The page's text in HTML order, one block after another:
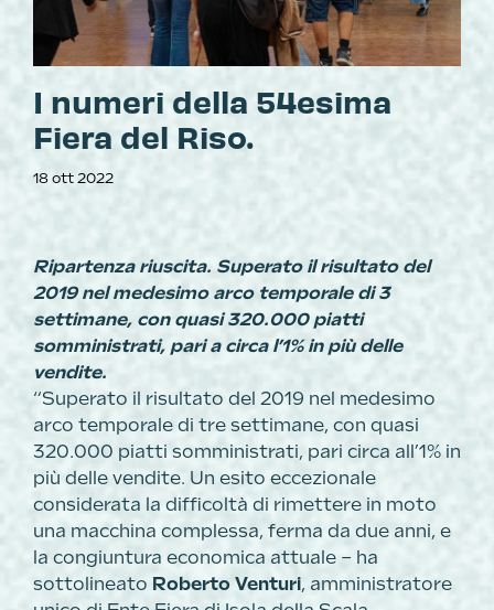
I numeri della 54esima
Fiera del Riso.
18 ott 2022
Ripartenza riuscita. Superato il risultato del
2019 nel medesimo arco temporale di 3
settimane, con quasi 320.000 piatti
somministrati, pari a circa l’1% in più delle
vendite.
“Superato il risultato del 2019 nel medesimo
arco temporale di tre settimane, con quasi
320.000 piatti somministrati, pari circa all’1% in
più delle vendite. Un esito eccezionale
considerata la difficoltà di rimettere in moto
una macchina complessa, ferma da due anni, e
la congiuntura economica attuale – ha
sottolineato Roberto Venturi, amministratore